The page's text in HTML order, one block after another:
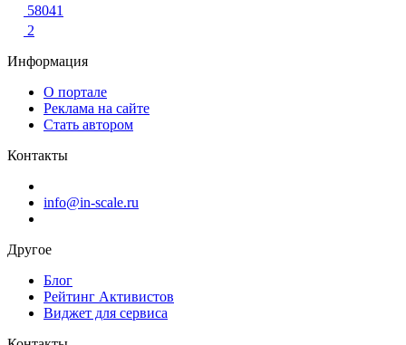
58041
2
Информация
О портале
Реклама на сайте
Стать автором
Контакты
info@in-scale.ru
Другое
Блог
Рейтинг Активистов
Виджет для сервиса